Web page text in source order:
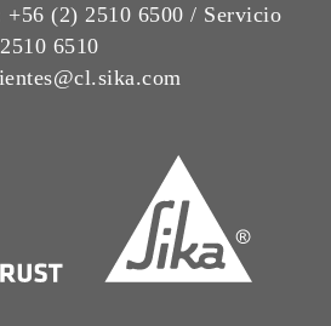
+56 (2) 2510 6500 / Servicio
6510